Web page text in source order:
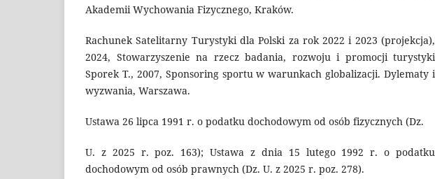
Akademii Wychowania Fizycznego, Kraków.
Rachunek Satelitarny Turystyki dla Polski za rok 2022 i 2023 (projekcja),
2024, Stowarzyszenie na rzecz badania, rozwoju i promocji turystyki
Sporek T., 2007, Sponsoring sportu w warunkach globalizacji. Dylematy i
wyzwania, Warszawa.
Ustawa 26 lipca 1991 r. o podatku dochodowym od osób fizycznych (Dz.
U. z 2025 r. poz. 163); Ustawa z dnia 15 lutego 1992 r. o podatku
dochodowym od osób prawnych (Dz. U. z 2025 r. poz. 278).